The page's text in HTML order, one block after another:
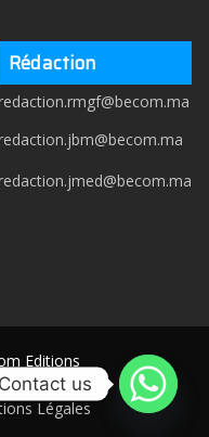
Rédaction
Editions
Légales
Contact us